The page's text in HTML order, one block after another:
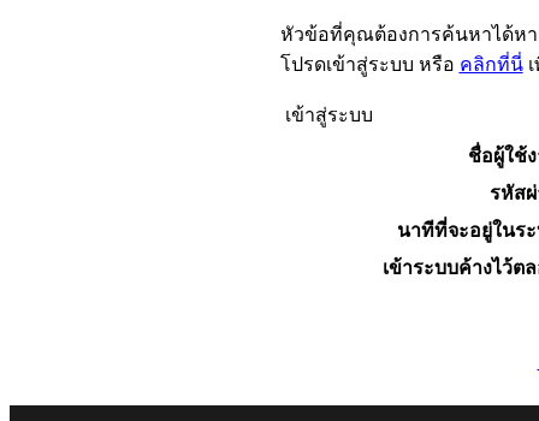
หัวข้อที่คุณต้องการค้นหาได้ห
โปรดเข้าสู่ระบบ หรือ คลิกที่นี่เ
เข้าสู่ระบบ
ชื่อผู้ใช้
รหัส
นาทีที่จะอยู่ในร
เข้าระบบค้างไว้ต